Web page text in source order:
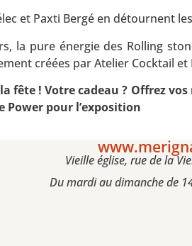
et Paxti Bergé en détournent
la pure énergie des Rolling
créées par Atelier Cocktail et
fête ! Votre cadeau ? Offrez
pour l’exposition
Vieille église, rue de la
Du mardi au dimanche de